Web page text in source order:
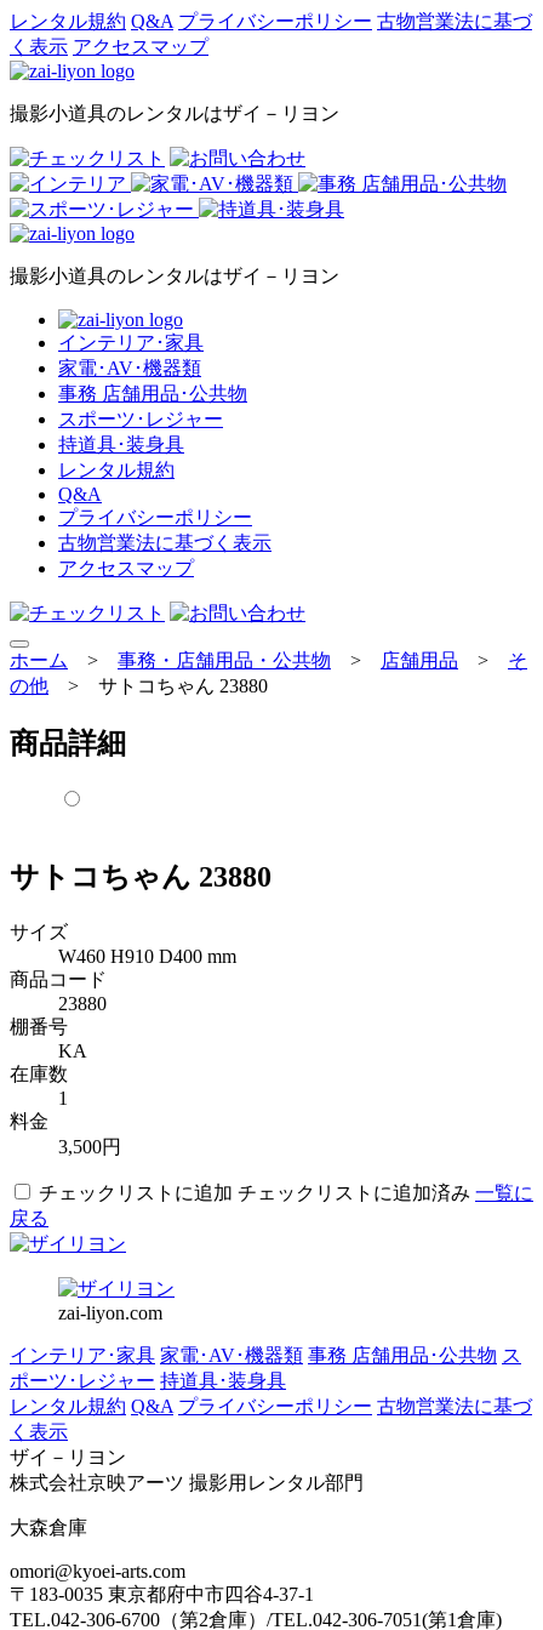
レンタル規約 Q&A プライバシーポリシー 古物営業法に基づ
く表示 アクセスマップ
撮影小道具のレンタルはザイ－リヨン
撮影小道具のレンタルはザイ－リヨン
インテリア･家具
家電･AV･機器類
事務 店舗用品･公共物
スポーツ･レジャー
持道具･装身具
レンタル規約
Q&A
プライバシーポリシー
古物営業法に基づく表示
アクセスマップ
ホーム > 事務・店舗用品・公共物 > 店舗用品 >
そ
の他
> サトコちゃん 23880
商品詳細
サトコちゃん 23880
サイズ
W460 H910 D400 mm
商品コード
23880
棚番号
KA
在庫数
1
料金
3,500円
チェックリストに追加 チェックリストに追加済み 一覧に
戻る
zai-liyon.com
インテリア･家具 家電･AV･機器類 事務 店舗用品･公共物 ス
ポーツ･レジャー 持道具･装身具
レンタル規約 Q&A プライバシーポリシー 古物営業法に基づ
く表示
ザイ－リヨン
株式会社京映アーツ 撮影用レンタル部門
大森倉庫
omori@kyoei-arts.com
〒183-0035 東京都府中市四谷4-37-1
TEL.042-306-6700（第2倉庫）/TEL.042-306-7051(第1倉庫)